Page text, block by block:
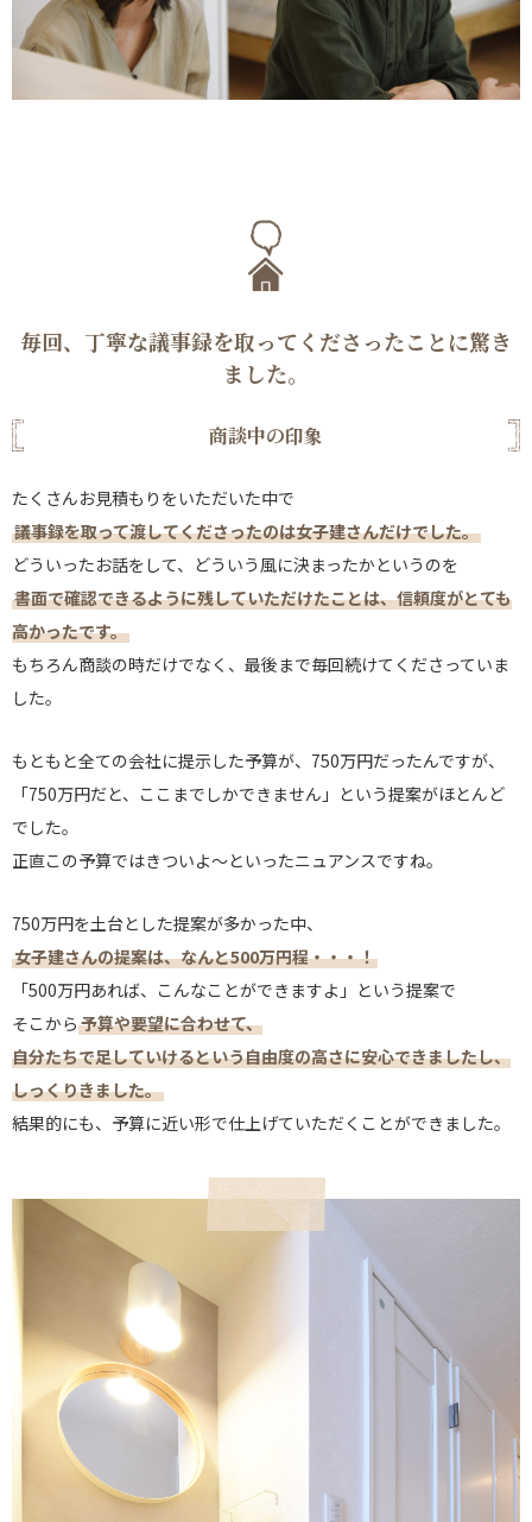
毎回、丁寧な議事録を取ってくださったことに驚き
ました。
商談中の印象
たくさんお見積もりをいただいた中で
議事録を取って渡してくださったのは女子建さんだけでした。
どういったお話をして、どういう風に決まったかというのを
書面で確認できるように残していただけたことは、信頼度がとても
高かったです。
もちろん商談の時だけでなく、最後まで毎回続けてくださっていま
した。
もともと全ての会社に提示した予算が、750万円だったんですが、
「750万円だと、ここまでしかできません」という提案がほとんど
でした。
正直この予算ではきついよ〜といったニュアンスですね。
750万円を土台とした提案が多かった中、
女子建さんの提案は、なんと500万円程・・・！
「500万円あれば、こんなことができますよ」という提案で
そこから 予算や要望に合わせて、
自分たちで足していけるという自由度の高さに安心できましたし、
しっくりきました。
結果的にも、予算に近い形で仕上げていただくことができました。